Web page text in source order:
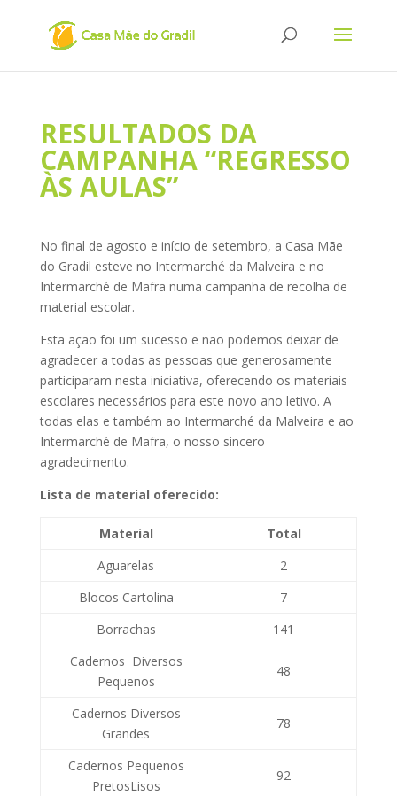
RESULTADOS DA
CAMPANHA “REGRESSO
ÀS AULAS”
No final de agosto e início de setembro, a Casa Mãe
do Gradil esteve no Intermarché da Malveira e no
Intermarché de Mafra numa campanha de recolha de
material escolar.
Esta ação foi um sucesso e não podemos deixar de
agradecer a todas as pessoas que generosamente
participaram nesta iniciativa, oferecendo os materiais
escolares necessários para este novo ano letivo. A
todas elas e também ao Intermarché da Malveira e ao
Intermarché de Mafra, o nosso sincero
agradecimento.
Lista de material oferecido:
Material
Total
Aguarelas
2
Blocos Cartolina
7
Borrachas
141
Cadernos Diversos
Pequenos
48
Cadernos Diversos
Grandes
78
Cadernos Pequenos
PretosLisos
92